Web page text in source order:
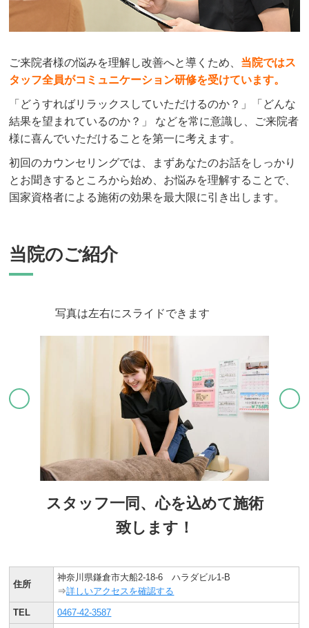
ご来院者様の悩みを理解し改善へと導くため、 当院ではス
タッフ全員がコミュニケーション研修を受けています。
「どうすればリラックスしていただけるのか？」「どんな
結果を望まれているのか？」 などを常に意識し、ご来院者
様に喜んでいただけることを第一に考えます。
初回のカウンセリングでは、まずあなたのお話をしっかり
とお聞きするところから始め、お悩みを理解することで、
国家資格者による施術の効果を最大限に引き出します。
当院のご紹介
写真は左右にスライドできます
スタッフ一同、心を込めて施術
致します！
住所
神奈川県鎌倉市大船2-18-6 ハラダビル1-B
⇒詳しいアクセスを確認する
TEL 0467-42-3587